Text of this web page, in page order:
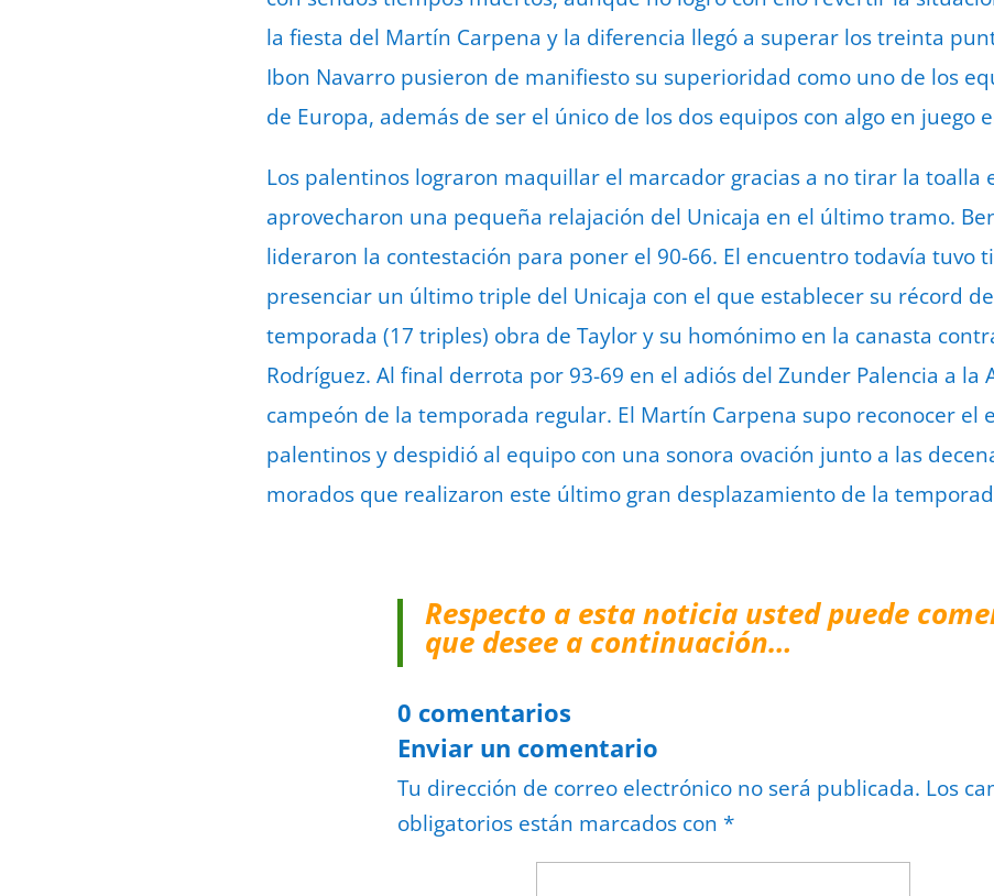
la fiesta del Martín Carpena y la diferencia llegó a superar los treinta
Ibon Navarro pusieron de manifiesto su superioridad como uno de los
de Europa, además de ser el único de los dos equipos con algo en juego
Los palentinos lograron maquillar el marcador gracias a no tirar la toalla
aprovecharon una pequeña relajación del Unicaja en el último tramo.
lideraron la contestación para poner el 90-66. El encuentro todavía tuvo
presenciar un último triple del Unicaja con el que establecer su récord
temporada (17 triples) obra de Taylor y su homónimo en la canasta
Rodríguez. Al final derrota por 93-69 en el adiós del Zunder Palencia a la
campeón de la temporada regular. El Martín Carpena supo reconocer el
palentinos y despidió al equipo con una sonora ovación junto a las
morados que realizaron este último gran desplazamiento de la
Respecto a esta noticia usted puede
que desee a continuación…
0 comentarios
Enviar un comentario
Tu dirección de correo electrónico no será publicada. Los
obligatorios están marcados con *